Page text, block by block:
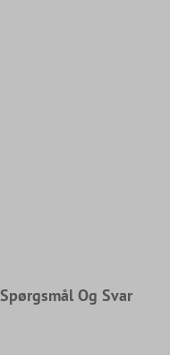
Spørgsmål Og Svar